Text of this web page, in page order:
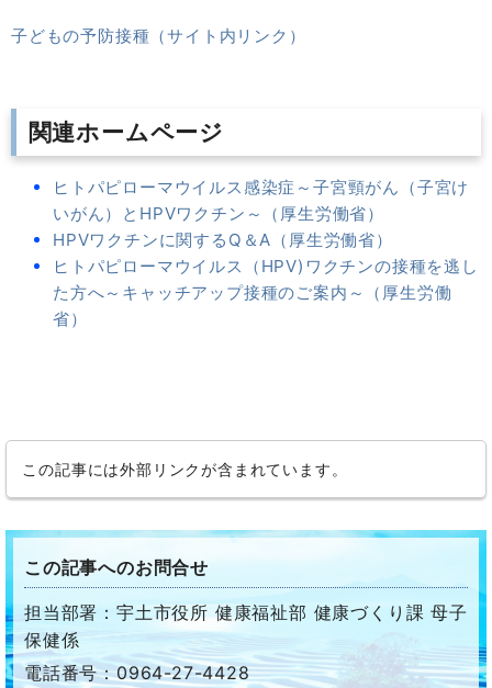
子どもの予防接種（サイト内リンク）
関連ホームページ
ヒトパピローマウイルス感染症～子宮頸がん（子宮け
いがん）とHPVワクチン～（厚生労働省）
HPVワクチンに関するQ＆A（厚生労働省）
ヒトパピローマウイルス（HPV)ワクチンの接種を逃し
た方へ～キャッチアップ接種のご案内～（厚生労働
省）
この記事には外部リンクが含まれています。
この記事へのお問合せ
担当部署：宇土市役所 健康福祉部 健康づくり課 母子
保健係
電話番号：0964-27-4428